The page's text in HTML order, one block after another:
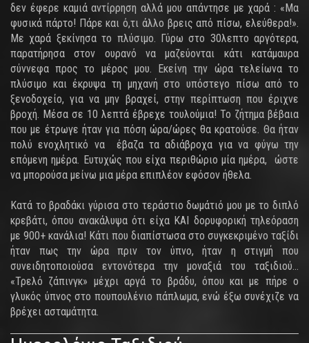
δεν έφερε καμιά αντίρρηση αλλά μου απάντησε με χαρά : «Μα
φυσικά πάρτο! Πάρε και ό,τι άλλο βρεις από πίσω, ελεύθερα!».
Με χαρά ξεκίνησα το πλύσιμο. Γύρω στο 30λεπτο αργότερα,
παρατήρησα στον ουρανό να μαζεύονται κάτι κατάμαυρα
σύννεφα προς το μέρος μου. Εκείνη την ώρα τελείωνα το
πλύσιμο και έκρυψα τη μηχανή στο υπόστεγο πίσω από το
ξενοδοχείο, για να μην βραχεί, στην περίπτωση που έριχνε
βροχή. Μέσα σε 10 λεπτά έβρεχε τουλούμια! Το ζήτημα βέβαια
που με έτρωγε ήταν για πόση ώρα/ώρες θα κρατούσε. Θα ήταν
πολύ ενοχλητικό να έβαζα τα αδιάβροχα για να φύγω την
επόμενη ημέρα. Ευτυχώς που είχα περιθώριο μία ημέρα, ώστε
να μπορούσα μείνω μια μέρα επιπλέον εφόσον ήθελα.
Κατά το βραδάκι γύρισα στο τεράστιο δωμάτιό μου με το διπλό
κρεβάτι, όπου ανακάλυψα ότι είχα ΚΑΙ δορυφορική τηλεόραση
με 900+ κανάλια! Κάτι που διαπίστωσα στο συγκεκριμένο ταξίδι
ήταν πως την ώρα πριν τον ύπνο, ήταν η στιγμή που
συνειδητοποιούσα εντονότερα την μοναξιά του ταξιδιού...
«Τρελό ζάπινγκ» μέχρι αργά το βράδυ, όπου και με πήρε ο
γλυκός ύπνος στο πουπουλένιο πάπλωμα, ενώ έξω συνέχιζε να
βρέχει ασταμάτητα.